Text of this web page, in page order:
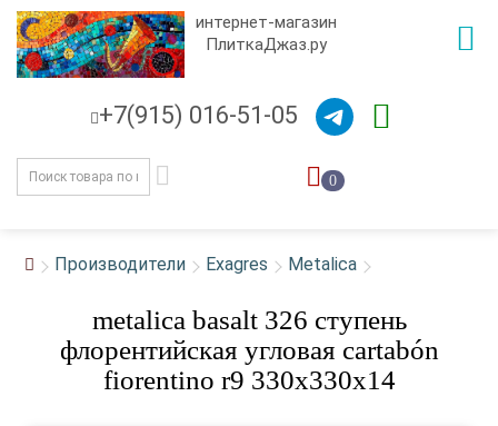
интернет-магазин
ПлиткаДжаз.ру
+7(915) 016-51-05
0
Производители Exagres Metalica
metalica basalt 326 ступень
флорентийская угловая cartabón
fiorentino r9 330x330x14